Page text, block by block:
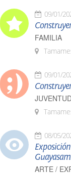
09/01/
FAMILIA
09/01/
08/05/
ARTE /